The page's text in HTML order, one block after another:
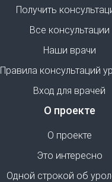
Получить
Все консультации
Наши врачи
Правила консультаций
Вход для врачей
О проекте
О проекте
Это интересно
Одной строкой об